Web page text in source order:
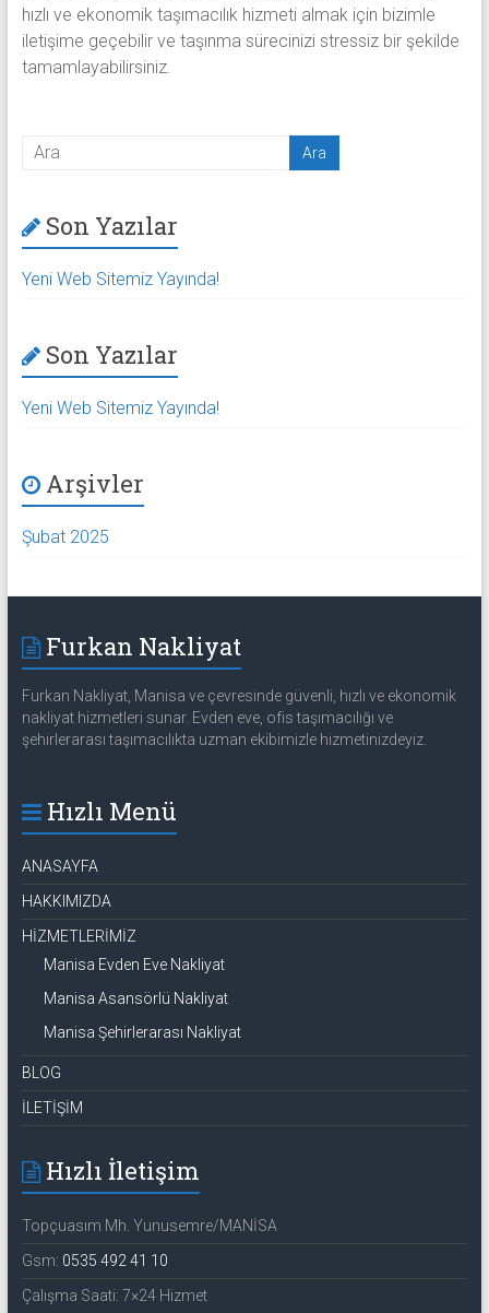
hızlı ve ekonomik taşımacılık hizmeti almak için bizimle
iletişime geçebilir ve taşınma sürecinizi stressiz bir şekilde
tamamlayabilirsiniz.
Son Yazılar
Yeni Web Sitemiz Yayında!
Son Yazılar
Yeni Web Sitemiz Yayında!
Arşivler
Şubat 2025
Furkan Nakliyat
Furkan Nakliyat, Manisa ve çevresinde güvenli, hızlı ve ekonomik
nakliyat hizmetleri sunar. Evden eve, ofis taşımacılığı ve
şehirlerarası taşımacılıkta uzman ekibimizle hizmetinizdeyiz.
Hızlı Menü
ANASAYFA
HAKKIMIZDA
HİZMETLERİMİZ
Manisa Evden Eve Nakliyat
Manisa Asansörlü Nakliyat
Manisa Şehirlerarası Nakliyat
BLOG
İLETİŞİM
Hızlı İletişim
Topçuasım Mh. Yunusemre/MANİSA
Gsm: 0535 492 41 10
Çalışma Saati: 7×24 Hizmet